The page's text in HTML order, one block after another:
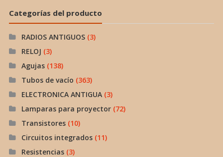
Categorías del producto
RADIOS ANTIGUOS (3)
RELOJ (3)
Agujas (138)
Tubos de vacío (363)
ELECTRONICA ANTIGUA (3)
Lamparas para proyector (72)
Transistores (10)
Circuitos integrados (11)
Resistencias (3)